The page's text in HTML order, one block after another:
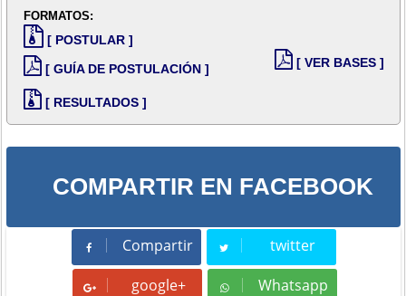
FORMATOS:
[ POSTULAR ]
[ GUÍA DE POSTULACIÓN ]
[ RESULTADOS ]
[ VER BASES ]
COMPARTIR EN FACEBOOK
Compartir
Compartir twitter
Tweet
google+ Whatsapp
Whatsapp